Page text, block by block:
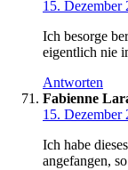
15. Dezember
Ich besorge
eigentlich nie
Antworten
Fabienne
15. Dezember
Ich habe
angefangen,